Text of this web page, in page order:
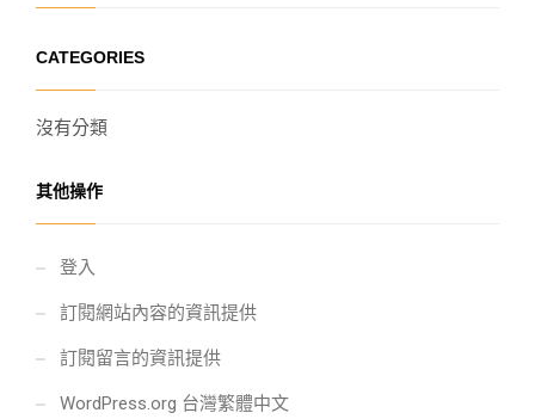
CATEGORIES
沒有分類
其他操作
登入
訂閱網站內容的資訊提供
訂閱留言的資訊提供
WordPress.org 台灣繁體中文